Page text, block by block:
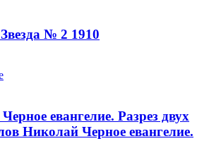
Звезда № 2 1910
евангелие. Разрез двух
Николай Черное евангелие.